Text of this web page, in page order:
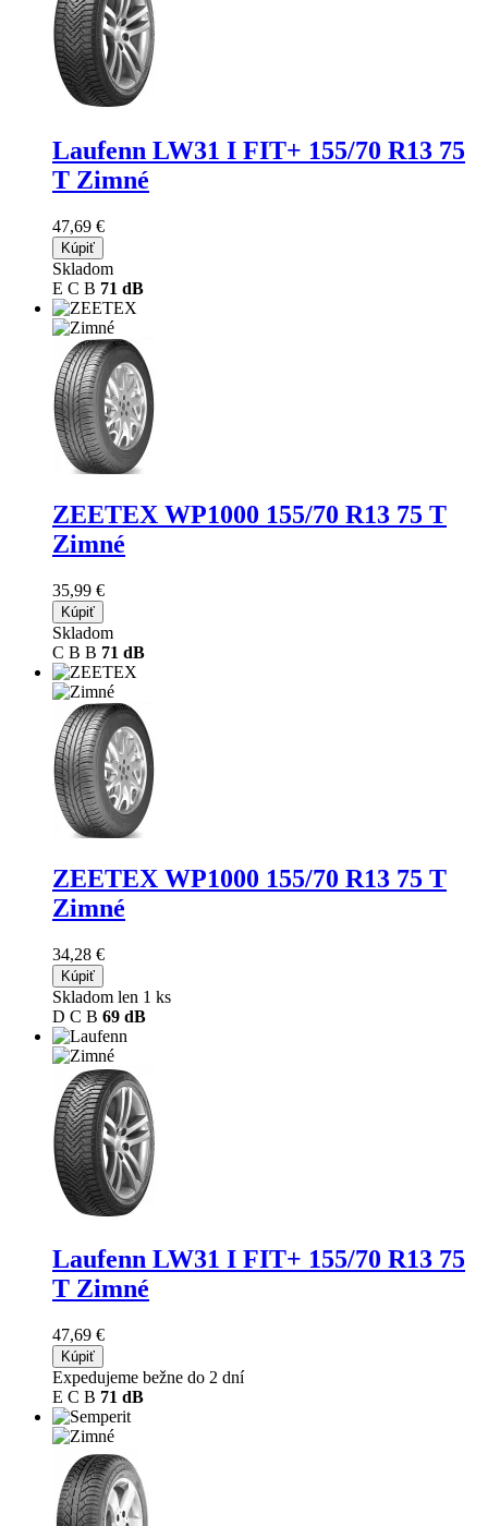
Laufenn LW31 I FIT+ 155/70 R13 75
T Zimné
47,69 €
Kúpiť
Skladom
E C B 71 dB
ZEETEX WP1000 155/70 R13 75 T
Zimné
35,99 €
Kúpiť
Skladom
C B B 71 dB
ZEETEX WP1000 155/70 R13 75 T
Zimné
34,28 €
Kúpiť
Skladom len 1 ks
D C B 69 dB
Laufenn LW31 I FIT+ 155/70 R13 75
T Zimné
47,69 €
Kúpiť
Expedujeme bežne do 2 dní
E C B 71 dB